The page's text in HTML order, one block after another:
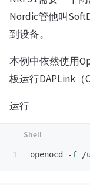
Nordic管他叫
到设备。
本例中依然使用
板运行DAPLink（
运行
openocd -f /